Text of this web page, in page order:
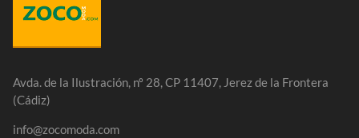
Avda. de la Ilustración, nº 28, CP 11407, Jerez de la Frontera
(Cádiz)
info@zocomoda.com